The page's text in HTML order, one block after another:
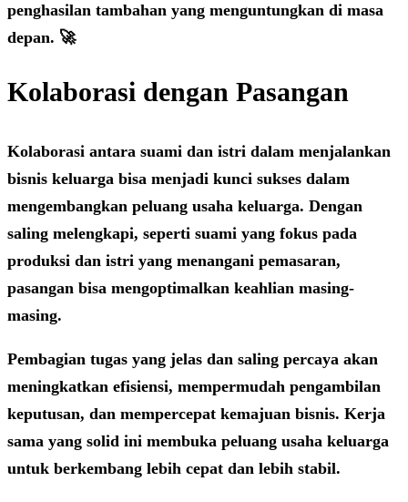
penghasilan tambahan yang menguntungkan di masa
depan. 🚀
Kolaborasi dengan Pasangan
Kolaborasi antara suami dan istri dalam menjalankan
bisnis keluarga bisa menjadi kunci sukses dalam
mengembangkan peluang usaha keluarga. Dengan
saling melengkapi, seperti suami yang fokus pada
produksi dan istri yang menangani pemasaran,
pasangan bisa mengoptimalkan keahlian masing-
masing.
Pembagian tugas yang jelas dan saling percaya akan
meningkatkan efisiensi, mempermudah pengambilan
keputusan, dan mempercepat kemajuan bisnis. Kerja
sama yang solid ini membuka peluang usaha keluarga
untuk berkembang lebih cepat dan lebih stabil.